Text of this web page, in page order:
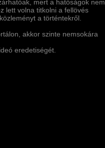
mert a hatóságok nem
lett volna titkolni a fellövés
a történtekről.
akkor szinte nemsokára
eredetiségét.